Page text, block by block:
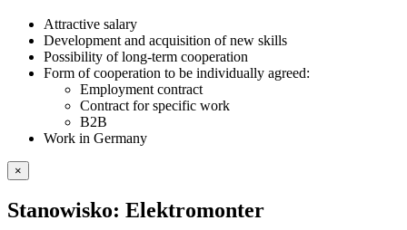
Attractive salary
Development and acquisition of new skills
Possibility of long-term cooperation
Form of cooperation to be individually agreed:
Employment contract
Contract for specific work
B2B
Work in Germany
×
Stanowisko: Elektromonter